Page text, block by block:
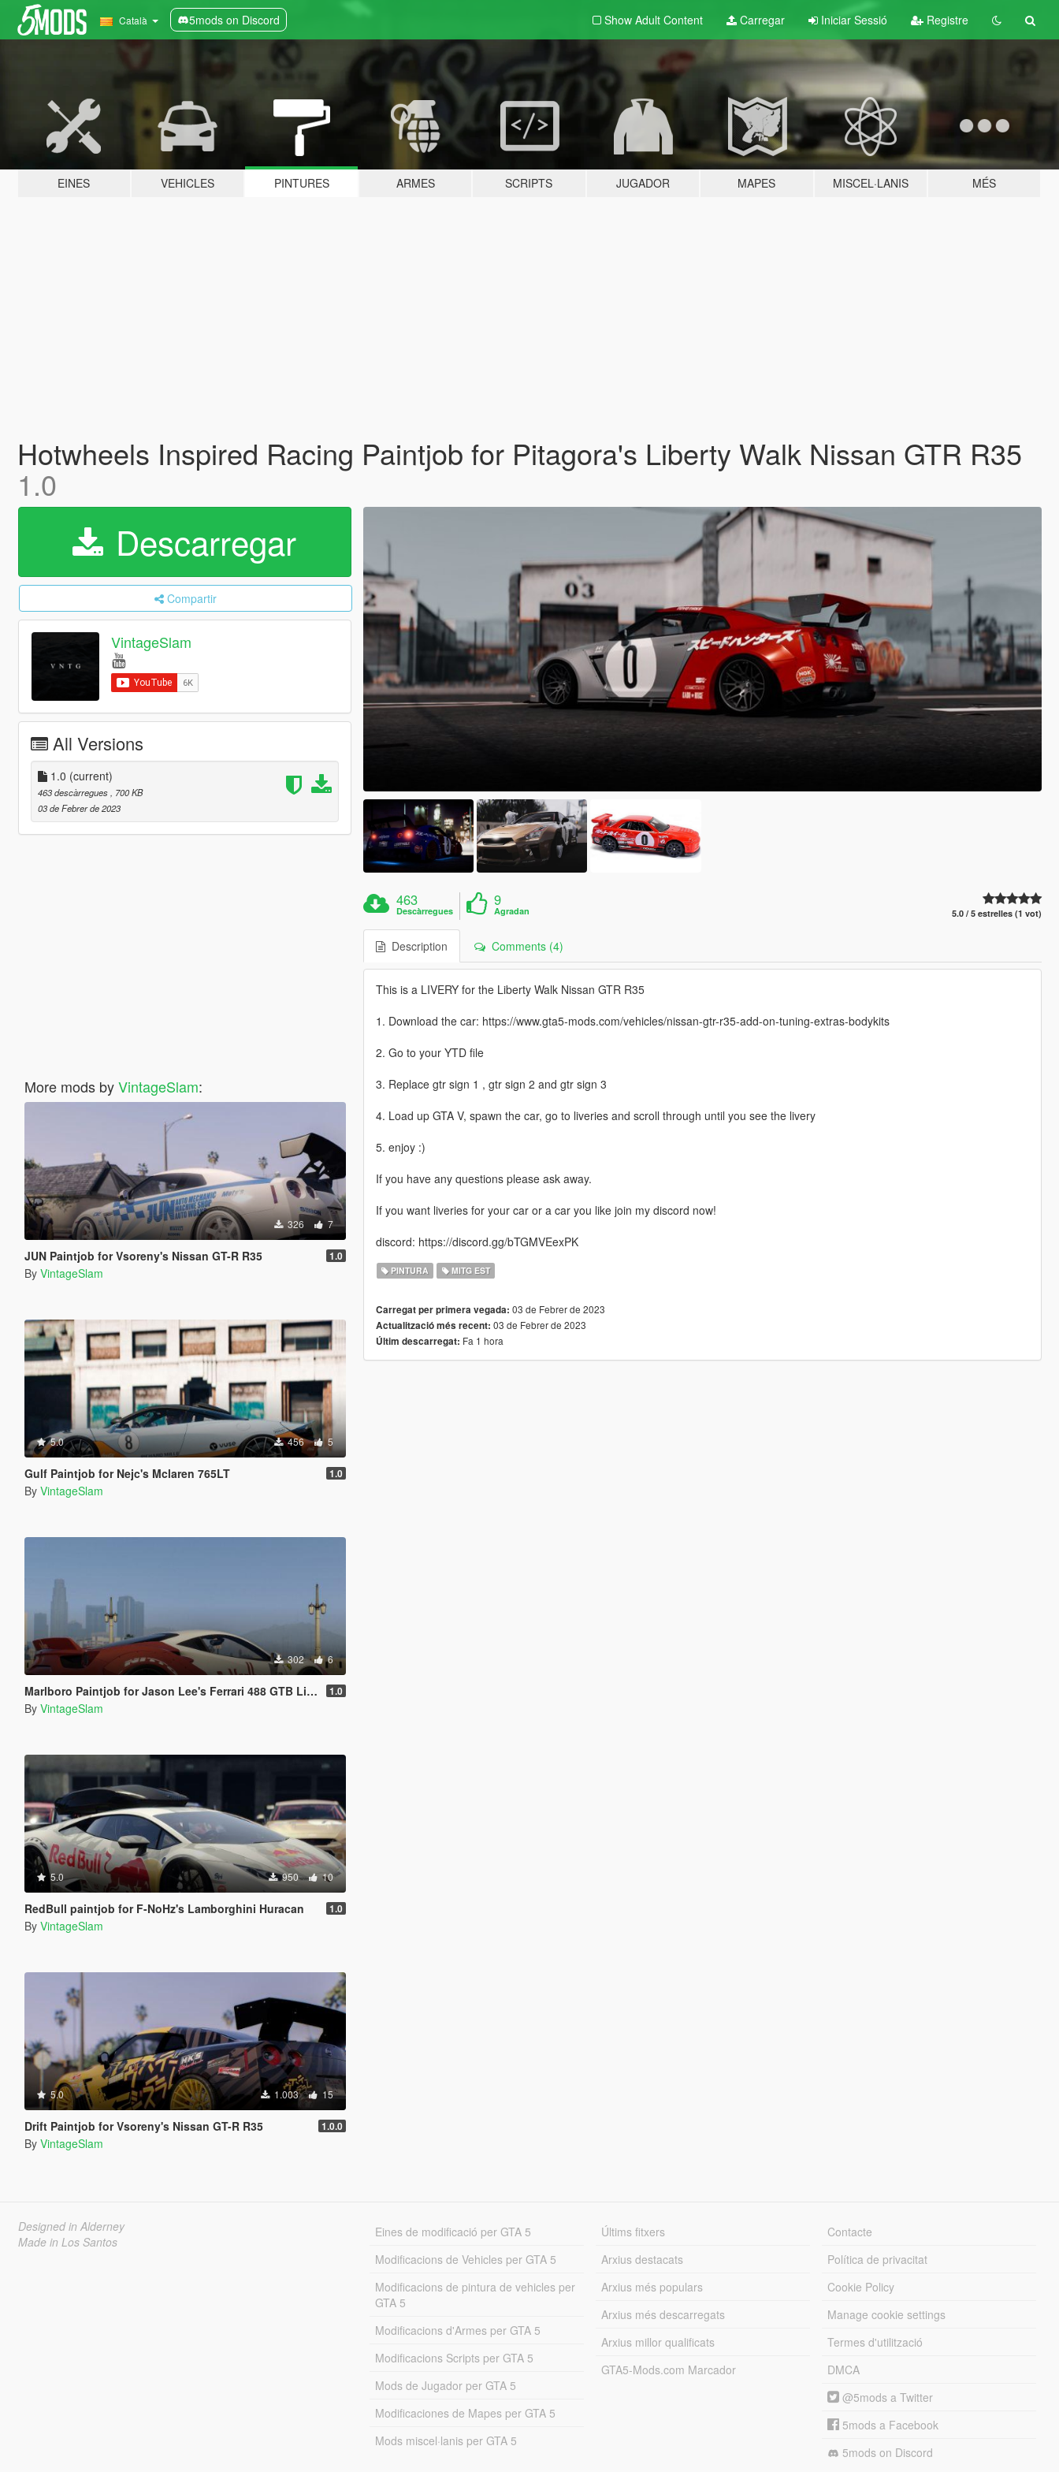
Català 5mods on Discord Show Adult Content Carregar Iniciar Sessió Registre
EINES VEHICLES PINTURES ARMES SCRIPTS JUGADOR MAPES MISCEL·LANIS MÉS
Hotwheels Inspired Racing Paintjob for Pitagora's Liberty Walk Nissan GTR R35
1.0
Descarregar
Compartir
VintageSlam
All Versions
1.0 (current)
463 descàrregues
, 700 KB
03 de Febrer de 2023
More mods byVintageSlam:
326 7
JUN Paintjob for Vsoreny's Nissan GT-R R35 1.0
By VintageSlam
5.0 456 5
Gulf Paintjob for Nejc's Mclaren 765LT 1.0
By VintageSlam
302 6
Marlboro Paintjob for Jason Lee's Ferrari 488 GTB Liberty Walk 1.0
By VintageSlam
5.0 950 10
RedBull paintjob for F-NoHz's Lamborghini Huracan 1.0
By VintageSlam
5.0 1.003 15
Drift Paintjob for Vsoreny's Nissan GT-R R35 1.0.0
By VintageSlam
463
Descàrregues
9
Agradan 5.0 / 5 estrelles (1 vot)
Description Comments (4)
This is a LIVERY for the Liberty Walk Nissan GTR R35
1. Download the car: https://www.gta5-mods.com/vehicles/nissan-gtr-r35-add-on-tuning-extras-bodykits
2. Go to your YTD file
3. Replace gtr sign 1 , gtr sign 2 and gtr sign 3
4. Load up GTA V, spawn the car, go to liveries and scroll through until you see the livery
5. enjoy :)
If you have any questions please ask away.
If you want liveries for your car or a car you like join my discord now!
discord: https://discord.gg/bTGMVEexPK
PINTURA MITG EST
Carregat per primera vegada: 03 de Febrer de 2023
Actualització més recent: 03 de Febrer de 2023
Últim descarregat: Fa 1 hora
Designed in Alderney
Made in Los Santos
Eines de modificació per GTA 5
Modificacions de Vehicles per GTA 5
Modificacions de pintura de vehicles per
GTA 5
Modificacions d'Armes per GTA 5
Modificacions Scripts per GTA 5
Mods de Jugador per GTA 5
Modificaciones de Mapes per GTA 5
Mods miscel·lanis per GTA 5
Últims fitxers
Arxius destacats
Arxius més populars
Arxius més descarregats
Arxius millor qualificats
GTA5-Mods.com Marcador
Contacte
Política de privacitat
Cookie Policy
Manage cookie settings
Termes d'utilització
DMCA
@5mods a Twitter
5mods a Facebook
5mods on Discord